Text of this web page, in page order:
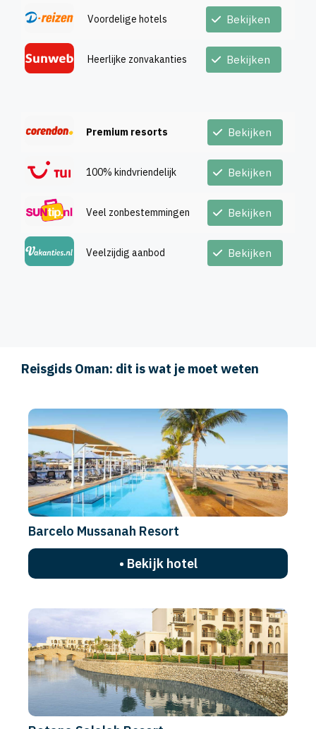
Voordelige hotels Bekijken
Heerlijke zonvakanties Bekijken
Premium resorts Bekijken
100% kindvriendelijk Bekijken
Veel zonbestemmingen Bekijken
Veelzijdig aanbod Bekijken
Reisgids Oman: dit is wat je moet weten
Barcelo Mussanah Resort
• Bekijk hotel